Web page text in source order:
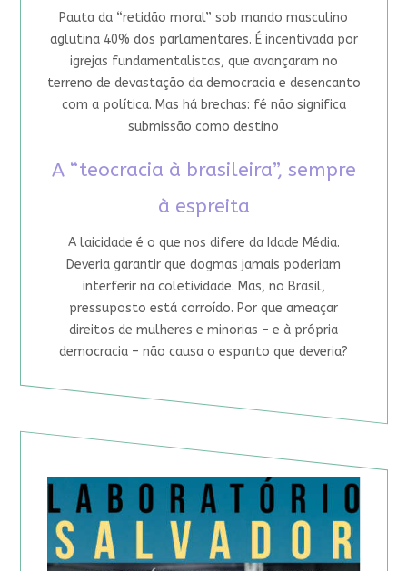
Pauta da “retidão moral” sob mando masculino
aglutina 40% dos parlamentares. É incentivada por
igrejas fundamentalistas, que avançaram no
terreno de devastação da democracia e desencanto
com a política. Mas há brechas: fé não significa
submissão como destino
A “teocracia à brasileira”, sempre
à espreita
A laicidade é o que nos difere da Idade Média.
Deveria garantir que dogmas jamais poderiam
interferir na coletividade. Mas, no Brasil,
pressuposto está corroído. Por que ameaçar
direitos de mulheres e minorias – e à própria
democracia – não causa o espanto que deveria?